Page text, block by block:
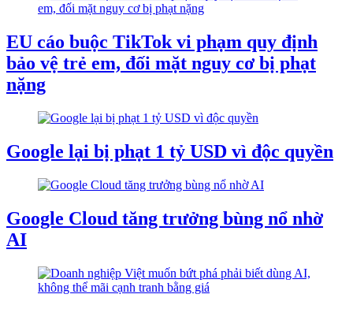
EU cáo buộc TikTok vi phạm quy định
bảo vệ trẻ em, đối mặt nguy cơ bị phạt
nặng
Google lại bị phạt 1 tỷ USD vì độc quyền
Google Cloud tăng trưởng bùng nổ nhờ
AI